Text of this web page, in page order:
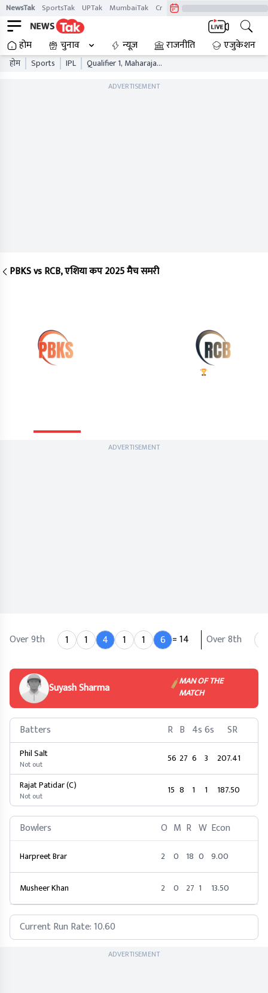
NewsTak SportsTak UPTak MumbaiTak CrimeTak
होम चुनाव न्यूज़ राजनीति एजुकेशन
होम Sports IPL
Qualifier 1, Maharaja
International Cricket
ADVERTISEMENT
PBKS vs RCB, एशिया कप 2025 मैच समरी
ADVERTISEMENT
Over 9th 1 1 4 1 1 6 = 14 Over 8th
Suyash Sharma
MAN OF THE
MATCH
Batters R B 4s6s SR
Phil Salt
Not out 56 27 6 3
207.41
Rajat Patidar (C)
Not out 15 8 1 1 187.50
Bowlers O M R W Econ
Harpreet Brar 2 0 18 0 9.00
Musheer Khan 2 0 27 1 13.50
Current Run Rate:10.60
ADVERTISEMENT